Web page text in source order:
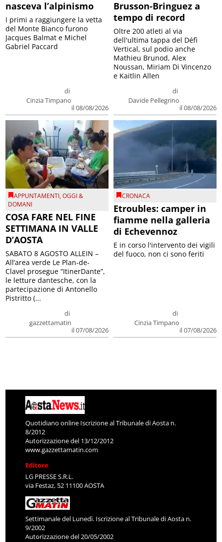
nasceva l’alpinismo
di
Cinzia Timpano
il 08/08/2026
I primi a raggiungere la vetta
del Monte Bianco furono
Jacques Balmat e Michel
Gabriel Paccard
Brusson-Bringuez a
tempo di record
di
Davide Pellegrino
il 08/08/2026
Oltre 200 atleti al via
dell'ultima tappa del Défì
Vertical, sul podio anche
Mathieu Brunod, Alex
Noussan, Miriam Di Vincenzo
e Kaitlin Allen
APPUNTAMENTI,OGGI &
DOMANI
COSA FARE NEL FINE
SETTIMANA IN VALLE
D’AOSTA
di
gazzettamatin
il 07/08/2026
SABATO 8 AGOSTO ALLEIN –
All’area verde Le Plan-de-
Clavel prosegue “ItinerDante”,
le letture dantesche, con la
partecipazione di Antonello
Pistritto (...
CRONACA
Etroubles: camper in
fiamme nella galleria
di Echevennoz
di
Cinzia Timpano
il 07/08/2026
E in corso l'intervento dei vigili
del fuoco, non ci sono feriti
Quotidiano online Iscrizione al Tribunale di Aosta n.
8/2012
Autorizzazione del 13/12/2012
www.gazzettamatin.com
Editore
LG PRESSE S.R.L.
via Festaz, 52 11100 AOSTA
Settimanale del Lunedì. Iscrizione al Tribunale di Aosta n.
9/2002
Autorizzazione del 20/05/2002